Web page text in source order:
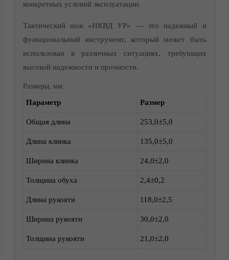
Корзина
конкретных условий эксплуатации.
Тактический нож «НКВД УР» — это надежный и
функциональный инструмент, который может быть
использован в различных ситуациях, требующих
высокой надежности и прочности.
Размеры, мм:
Параметр
Размер
Общая длина 253,0±5,0
Длина клинка 135,0±5,0
Ширина клинка 24,0±2,0
Толщина обуха 2,4±0,2
Длина рукояти 118,0±2,5
Ширина рукояти 30,0±2,0
Толщина рукояти 21,0±2,0